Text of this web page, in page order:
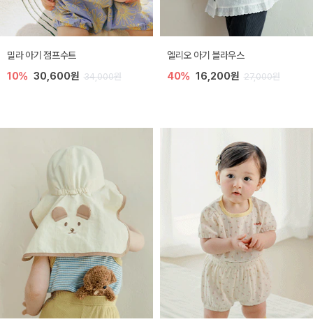
밀라 아기 점프수트
10% 30,600원 34,000원
엘리오 아기 블라우스
40% 16,200원 27,000원